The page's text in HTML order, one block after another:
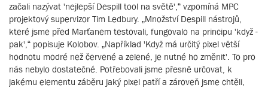
začali nazývat 'nejlepší Despill tool na světě',“ vzpomíná MPC
projektový supervizor Tim Ledbury. „Množství Despill nástrojů,
které jsme před Marťanem testovali, fungovalo na principu 'když -
pak',“ popisuje Kolobov. „Například 'Když má určitý pixel větší
hodnotu modré než červené a zelené, je nutné ho změnit'. To pro
nás nebylo dostatečné. Potřebovali jsme přesně určovat, k
jakému elementu záběru jaký pixel patří a zároveň jsme chtěli,